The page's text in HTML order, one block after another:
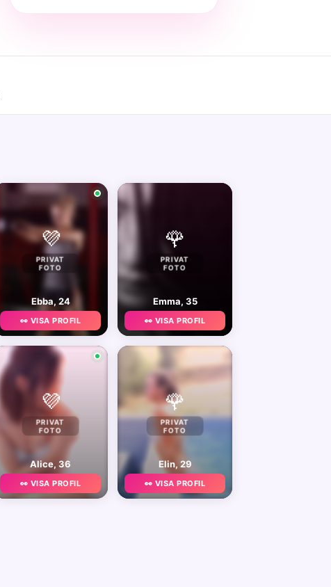
💜
PRIVAT
FOTO
Ebba, 24
👀 VISA PROFIL
🌹
PRIVAT
FOTO
Emma, 35
👀 VISA PROFIL
💜
PRIVAT
FOTO
Alice, 36
👀 VISA PROFIL
🌹
PRIVAT
FOTO
Elin, 29
👀 VISA PROFIL